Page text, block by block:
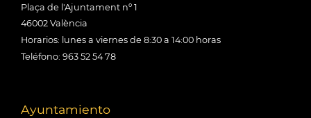
Plaça de l'Ajuntament nº 1
46002 València
Horarios: lunes a viernes de 8:30 a 14:00 horas
Teléfono: 963 52 54 78
Ayuntamiento